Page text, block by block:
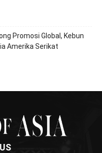
Promosi Global, Kebun
Amerika Serikat